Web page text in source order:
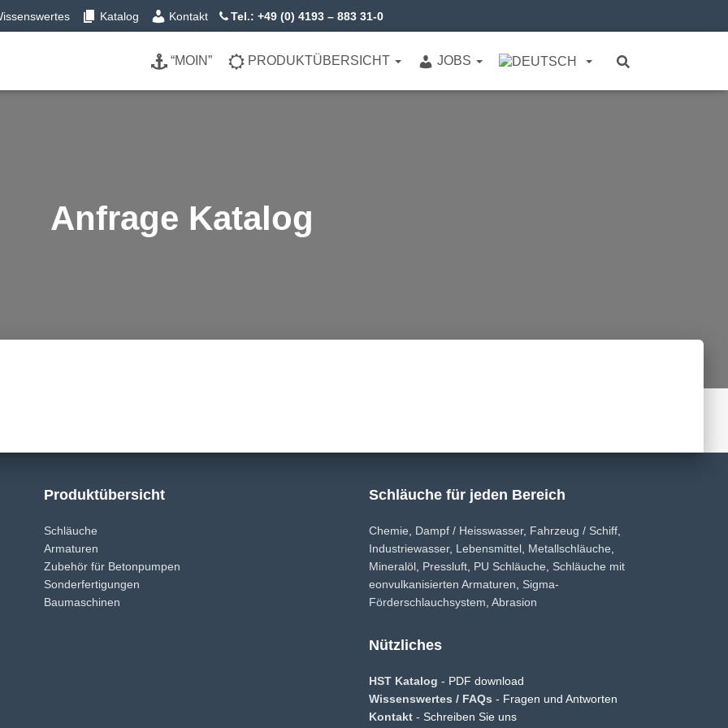
Katalog Kontakt Tel.: +49 (0) 4193 – 883 31-0
“MOIN” PRODUKTÜBERSICHT JOBS
Anfrage Katalog
Produktübersicht
Schläuche
Armaturen
Zubehör für Betonpumpen
Sonderfertigungen
Baumaschinen
Schläuche für jeden Bereich
Chemie Dampf / Heisswasser, Fahrzeug / Schiff
Industriewasser, Lebensmittel Metallschläuche
Mineralöl Pressluft PU Schläuche
Schläuche mit
eonvulkanisierten Armaturen
Sigma-
Förderschlauchsystem Abrasion
Nützliches
HST Katalog - PDF download
Wissenswertes / FAQs - Fragen und Antworten
Kontakt - Schreiben Sie uns